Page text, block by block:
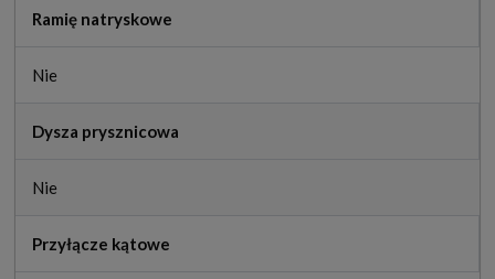
Ramię natryskowe
Nie
Dysza prysznicowa
Nie
Przyłącze kątowe